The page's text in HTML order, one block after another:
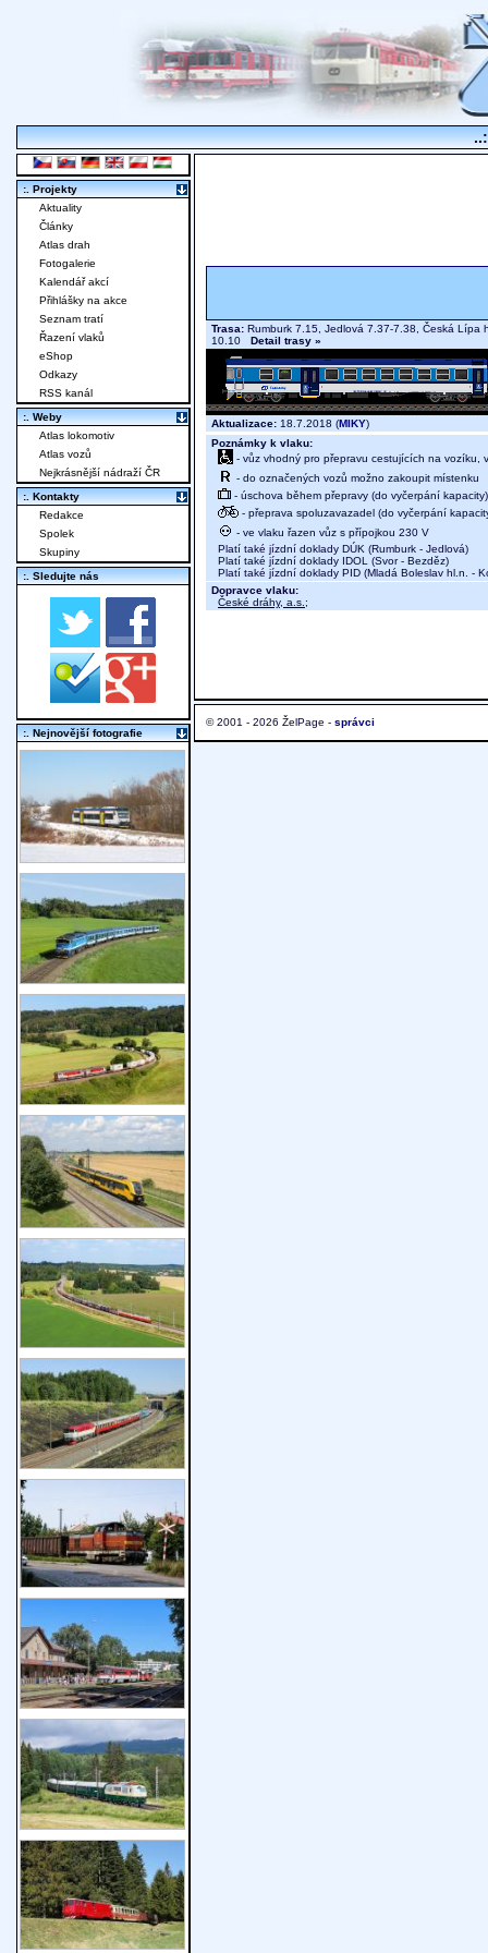
Trasa: Rumburk 7.15, Jedlová 7.37-7.38, Česká Lípa
10.10 Detail trasy »
Aktualizace: 18.7.2018 (MIKY)
Poznámky k vlaku:
- vůz vhodný pro přepravu cestujících na vozíku,
- do označených vozů možno zakoupit místenku
- úschova během přepravy (do vyčerpání kapacity)
- přeprava spoluzavazadel (do vyčerpání
- ve vlaku řazen vůz s přípojkou 230 V
Platí také jízdní doklady DÚK (Rumburk - Jedlová)
Platí také jízdní doklady IDOL (Svor - Bezděz)
Platí také jízdní doklady PID (Mladá Boleslav hl.n. -
Dopravce vlaku:
České dráhy, a.s. ;
© 2001 - 2026 ŽelPage - správci
:. Projekty
Aktuality
Články
Atlas drah
Fotogalerie
Kalendář akcí
Přihlášky na akce
Seznam tratí
Řazení vlaků
eShop
Odkazy
RSS kanál
:. Weby
Atlas lokomotiv
Atlas vozů
Nejkrásnější nádraží ČR
:. Kontakty
Redakce
Spolek
Skupiny
:. Sledujte nás
:. Nejnovější fotografie